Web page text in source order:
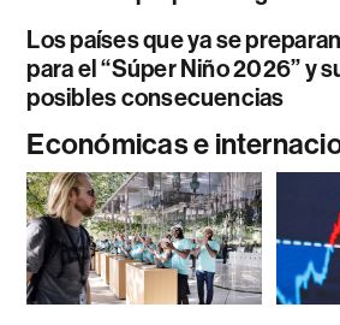
Los países que ya se preparan
para el “Súper Niño 2026” y
posibles consecuencias
Económicas e